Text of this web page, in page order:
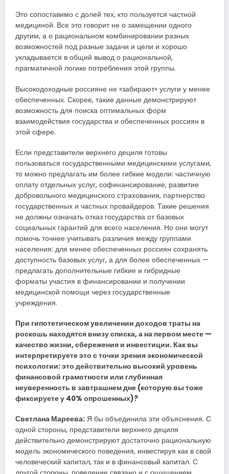
Это сопоставимо с долей тех, кто пользуется частной
медициной. Все это говорит не о замещении одного
другим, а о рациональном комбинировании разных
возможностей под разные задачи и цели и хорошо
укладывается в общий вывод о рациональной,
прагматичной логике потребления этой группы.
Высокодоходные россияне не «забирают» услуги у менее
обеспеченных. Скорее, такие данные демонстрируют
возможность для поиска оптимальных форм
взаимодействия государства и обеспеченных россиян в
этой сфере.
Если представители верхнего дециля готовы
пользоваться государственными медицинскими услугами,
то можно предлагать им более гибкие модели: частичную
оплату отдельных услуг, софинансирование, развитие
добровольного медицинского страхования, партнерство
государственных и частных провайдеров. Такие решения
не должны означать отказ государства от базовых
социальных гарантий для всего населения. Но они могут
помочь точнее учитывать различия между группами
населения: для менее обеспеченных россиян сохранять
доступность базовых услуг, а для более обеспеченных —
предлагать дополнительные гибкие и гибридные
форматы участия в финансировании и получении
медицинской помощи через государственные
учреждения.
При гипотетическом увеличении доходов траты на
роскошь находятся внизу списка, а на первом месте —
качество жизни, сбережения и инвестиции. Как вы
интерпретируете это с точки зрения экономической
психологии: это действительно высокий уровень
финансовой грамотности или глубинная
неуверенность в завтрашнем дне (которую вы тоже
фиксируете у 40% опрошенных)?
Светлана Мареева: Я бы объединила эти объяснения. С
одной стороны, представители верхнего дециля
действительно демонстрируют достаточно рациональную
модель экономического поведения, инвестируя как в свой
человеческий капитал, так и в финансовый капитал. С